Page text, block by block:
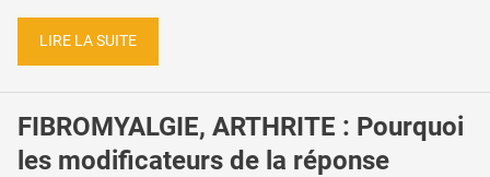
LIRE LA SUITE
FIBROMYALGIE, ARTHRITE : Pourquoi
les modificateurs de la réponse